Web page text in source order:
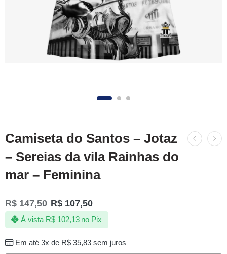
Camiseta do Santos – Jotaz
– Sereias da vila Rainhas do
mar – Feminina
R$147,50 R$ 107,50
Em até 3x de R$35,83sem juros
À vista R$102,13 no Pix